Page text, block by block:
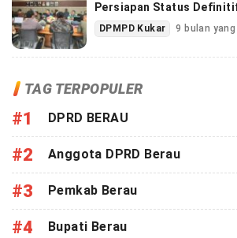
Persiapan Status
DPMPD Kukar 9 bulan
TAG TERPOPULER
#1 DPRD BERAU
#2 Anggota DPRD Berau
#3 Pemkab Berau
#4 Bupati Berau